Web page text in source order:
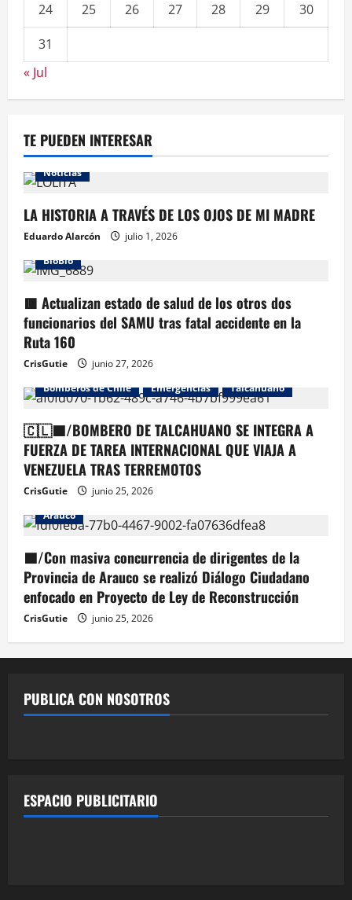
24
25 26 27 28 29
30
31
« Jul
TE PUEDEN INTERESAR
Noticias
LA HISTORIA A TRAVÉS DE LOS OJOS DE MI MADRE
Eduardo Alarcón
julio 1, 2026
BioBio
🟥 Actualizan estado de salud de los otros dos
funcionarios del SAMU tras fatal accidente en la
Ruta 160
CrisGutie
junio 27, 2026
Bomberos de Chile
Emergencias Talcahuano
🇨🇱🟦/BOMBERO DE TALCAHUANO SE INTEGRA A
FUERZA DE TAREA INTERNACIONAL QUE VIAJA A
VENEZUELA TRAS TERREMOTOS
CrisGutie
junio 25, 2026
Arauco
🟦/Con masiva concurrencia de dirigentes de la
Provincia de Arauco se realizó Diálogo Ciudadano
enfocado en Proyecto de Ley de Reconstrucción
CrisGutie junio 25, 2026
PUBLICA CON NOSOTROS
ESPACIO PUBLICITARIO